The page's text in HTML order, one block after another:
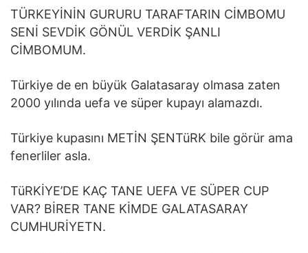
TÜRKEYİNİN GURURU TARAFTARIN CİMBOMU
SENİ SEVDİK GÖNÜL VERDİK ŞANLI
CİMBOMUM.
Türkiye de en büyük Galatasaray olmasa zaten
2000 yılında uefa ve süper kupayı alamazdı.
Türkiye kupasını METİN ŞENTüRK bile görür ama
fenerliler asla.
TüRKİYE’DE KAÇ TANE UEFA VE SÜPER CUP
VAR? BİRER TANE KİMDE GALATASARAY
CUMHURİYETN.